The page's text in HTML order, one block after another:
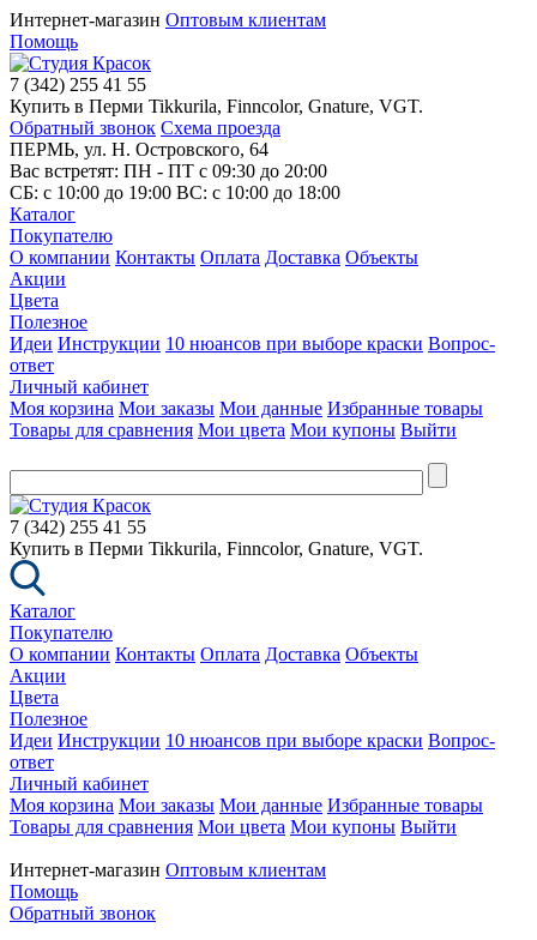
Интернет-магазин Оптовым клиентам
Помощь
7 (342) 255 41 55
Купить в Перми Tikkurila, Finncolor, Gnature, VGT.
Обратный звонок Схема проезда
ПЕРМЬ, ул. Н. Островского, 64
Вас встретят: ПН - ПТ с 09:30 до 20:00
СБ: с 10:00 до 19:00 ВС: с 10:00 до 18:00
Каталог
Покупателю
О компании Контакты Оплата Доставка Объекты
Акции
Цвета
Полезное
Идеи Инструкции 10 нюансов при выборе краски Вопрос-
ответ
Личный кабинет
Моя корзина Мои заказы Мои данные Избранные товары
Товары для сравнения Мои цвета Мои купоны Выйти
7 (342) 255 41 55
Купить в Перми Tikkurila, Finncolor, Gnature, VGT.
Каталог
Покупателю
О компании Контакты Оплата Доставка Объекты
Акции
Цвета
Полезное
Идеи Инструкции 10 нюансов при выборе краски Вопрос-
ответ
Личный кабинет
Моя корзина Мои заказы Мои данные Избранные товары
Товары для сравнения Мои цвета Мои купоны Выйти
Интернет-магазин Оптовым клиентам
Помощь
Обратный звонок